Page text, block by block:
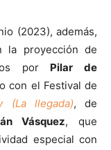
(2023), además,
la proyección de
por Pilar de
con el Festival de
(La llegada), de
Vásquez, que
especial con